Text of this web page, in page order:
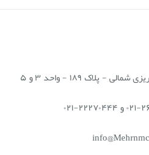
پلاک ۱۸۹ - واحد ۳ و ۵